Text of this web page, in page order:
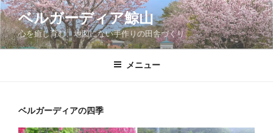
コ
ン
テ
ン
ベルガーディア鯨山
心を癒し育む、地図にない手作りの田舎づくり。
メニュー
ベルガーディアの四季